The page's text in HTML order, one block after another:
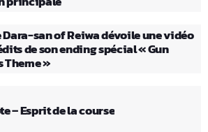
Dara-san of Reiwa dévoile une vidéo
de son ending spécial « Gun
Theme »
– Esprit de la course